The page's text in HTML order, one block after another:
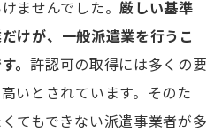
ませんでした。厳しい基準
だけが、一般派遣業を行うこ
。許認可の取得には多くの要
いとされています。そのた
てもできない派遣事業者が多